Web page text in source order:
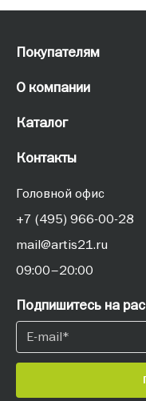
Покупателям
О компании
Каталог
Контакты
Головной офис
+7 (495) 966-00-28
mail@artis21.ru
09:00–20:00
Подпишитесь на